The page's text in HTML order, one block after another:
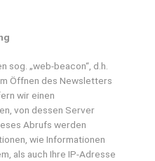
sog. „web-beacon“, d.h.
Öffnen des Newsletters
wir einen
von dessen Server
Abrufs werden
wie Informationen
als auch Ihre IP-Adresse